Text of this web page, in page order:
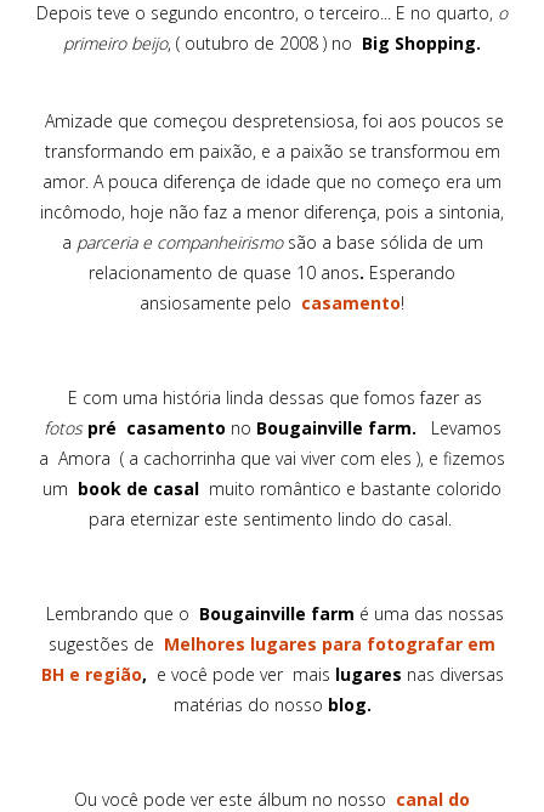
Depois teve o segundo encontro, o terceiro... E no quarto, o
primeiro beijo, ( outubro de 2008 ) no Big Shopping.
Amizade que começou despretensiosa, foi aos poucos se
transformando em paixão, e a paixão se transformou em
amor. A pouca diferença de idade que no começo era um
incômodo, hoje não faz a menor diferença, pois a sintonia,
a parceria e companheirismosão a base sólida de um
relacionamento de quase 10 anos. Esperando
ansiosamente pelo casamento!
E com uma história linda dessas que fomos fazer as
fotos pré casamento no Bougainville farm. Levamos
a Amora ( a cachorrinha que vai viver com eles ), e fizemos
um book de casal muito romântico e bastante colorido
para eternizar este sentimento lindo do casal.
Lembrando que o Bougainville farm é uma das nossas
sugestões de Melhores lugares para fotografar em
BH e região, e você pode ver mais lugares nas diversas
matérias do nosso blog.
Ou você pode ver este álbum no nosso canal do